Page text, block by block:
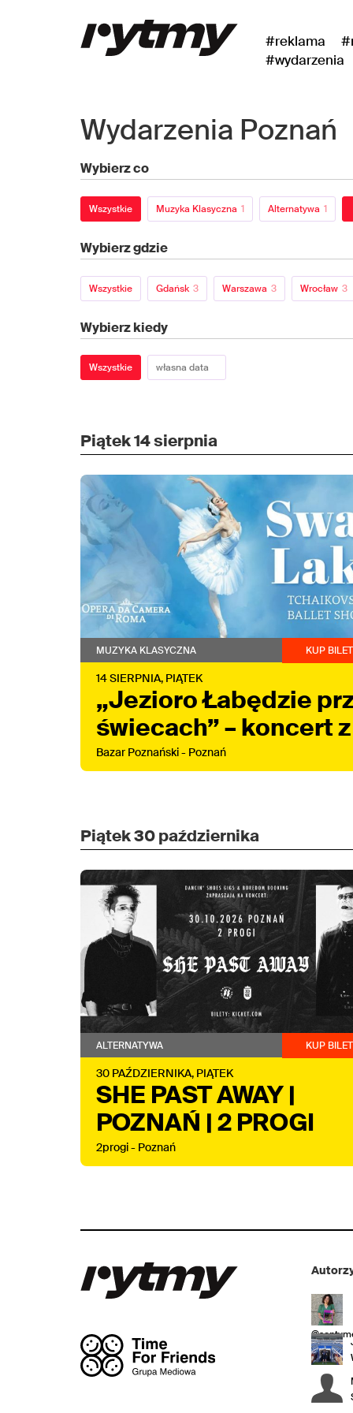
#reklama
#wydarzenia
Wydarzenia Poznań
Wybierz co
Wszystkie Muzyka Klasyczna 1 Alternatywa 1
Wybierz gdzie
Wszystkie Gdańsk 3 Warszawa 3 Wrocław 3
Wybierz kiedy
Wszystkie
Piątek14 sierpnia
MUZYKA KLASYCZNA KUP BILET
14SIERPNIA, PIĄTEK
„Jezioro Łabędzie
świecach” – koncert z
tańcem na żywo
Bazar Poznański - Poznań
Piątek30 października
ALTERNATYWA KUP BILET
30 PAŹDZIERNIKA, PIĄTEK
SHE PAST AWAY |
POZNAŃ | 2 PROGI
2progi - Poznań